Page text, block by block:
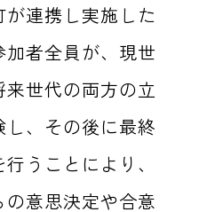
連携し実施した
加者全員が、現世
世代の両方の立
、その後に最終
うことにより、
意思決定や合意